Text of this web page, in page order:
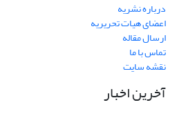
درباره نشریه
اعضای هیات تحریریه
ارسال مقاله
تماس با ما
نقشه سایت
آخرین اخبار